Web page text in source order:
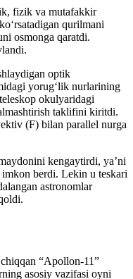
fizik va mutafakkir
qurilmani
osmonga qaratdi.
optik
yorugʻlik nurlarining
okulyaridagi
taklifini kiritdi.
(F) bilan parallel nurga
kengaytirdi, yaʼni
berdi. Lekin u teskari
astronomlar
“Apollon-11”
asosiy vazifasi oyni